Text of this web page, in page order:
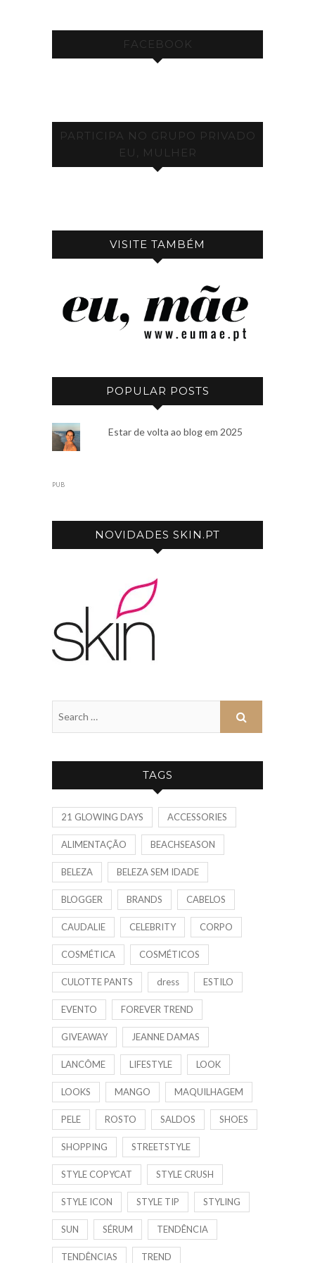
FACEBOOK
PARTICIPA NO GRUPO PRIVADO
EU, MULHER
VISITE TAMBÉM
POPULAR POSTS
Estar de volta ao blog em 2025
PUB
NOVIDADES SKIN.PT
TAGS
21 GLOWING DAYS ACCESSORIES
ALIMENTAÇÃO BEACHSEASON
BELEZA BELEZA SEM IDADE
BLOGGER BRANDS CABELOS
CAUDALIE CELEBRITY CORPO
COSMÉTICA COSMÉTICOS
CULOTTE PANTS dress ESTILO
EVENTO FOREVER TREND
GIVEAWAY JEANNE DAMAS
LANCÔME LIFESTYLE LOOK
LOOKS MANGO MAQUILHAGEM
PELE ROSTO SALDOS SHOES
SHOPPING STREETSTYLE
STYLE COPYCAT STYLE CRUSH
STYLE ICON STYLE TIP STYLING
SUN SÉRUM TENDÊNCIA
TENDÊNCIAS TREND